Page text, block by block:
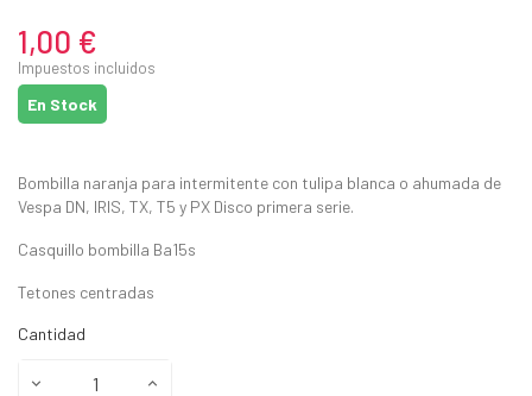
1,00 €
Impuestos incluidos
En Stock
Bombilla naranja para intermitente con tulipa blanca o ahumada de
Vespa DN, IRIS, TX, T5 y PX Disco primera serie.
Casquillo bombilla Ba15s
Tetones centradas
Cantidad